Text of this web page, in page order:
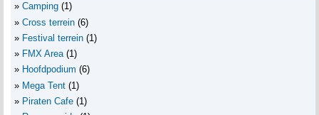
Camping (1)
Cross terrein (6)
Festival terrein (1)
FMX Area (1)
Hoofdpodium (6)
Mega Tent (1)
Piraten Cafe (1)